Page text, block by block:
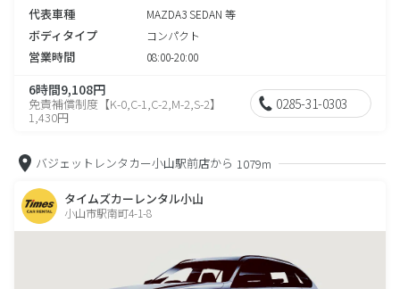
代表車種 MAZDA3 SEDAN 等
ボディタイプ コンパクト
営業時間 08:00-20:00
6時間9,108円
免責補償制度【K-0,C-1,C-2,M-2,S-2】
1,430円
0285-31-0303
バジェットレンタカー小山駅前店から 1079m
タイムズカーレンタル小山
小山市駅南町4-1-8